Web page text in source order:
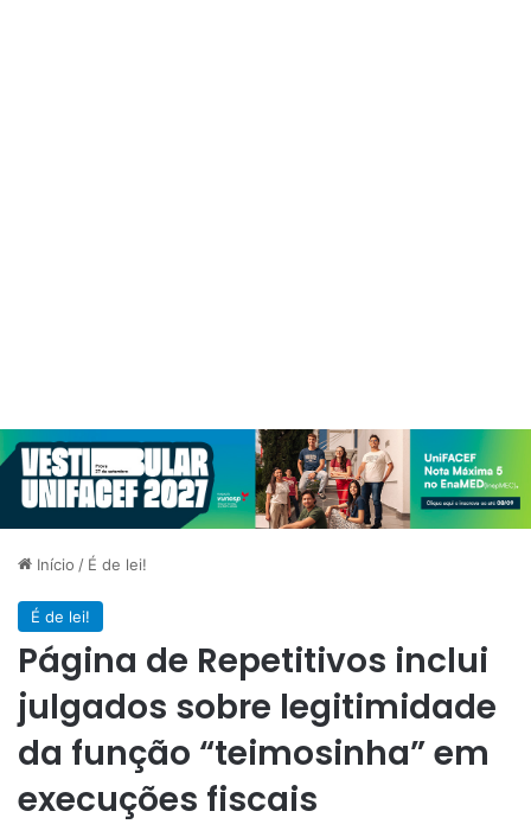
Início / É de lei!
É de lei!
Página de Repetitivos inclui
julgados sobre legitimidade
da função “teimosinha” em
execuções fiscais